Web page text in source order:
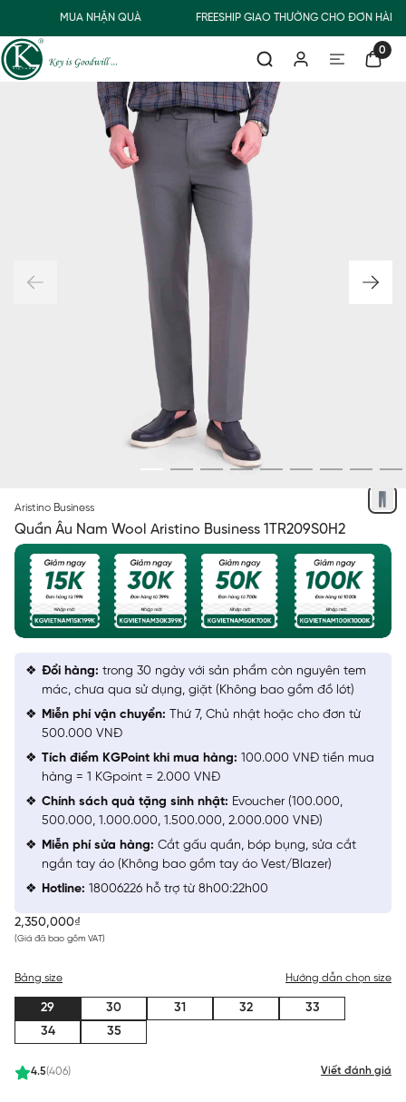
MUA NHẬN QUÀ FREESHIP GIAO THƯỜNG CHO ĐƠN
0
Aristino Business
Quần Âu Nam Wool Aristino Business 1TR209S0H2
2,350,000₫
(Giá đã bao gồm VAT)
4.5(406) Viết đánh giá
Bảng size Hướng dẫn chọn size
29 30 31 32
33
34
35
Đổi hàng: trong 30 ngày với sản phẩm còn nguyên tem
mác, chưa qua sử dụng, giặt (Không bao gồm đồ lót)
Miễn phí vận chuyển: Thứ 7, Chủ nhật hoặc cho đơn từ
500.000 VNĐ
Tích điểm KGPoint khi mua hàng: 100.000 VNĐ tiền mua
hàng = 1 KGpoint = 2.000 VNĐ
Chính sách quà tặng sinh nhật: Evoucher (100.000,
500.000, 1.000.000, 1.500.000, 2.000.000 VNĐ)
Miễn phí sửa hàng: Cắt gấu quần, bóp bụng, sửa cắt
ngắn tay áo (Không bao gồm tay áo Vest/Blazer)
Hotline: 18006226 hỗ trợ từ 8h00:22h00